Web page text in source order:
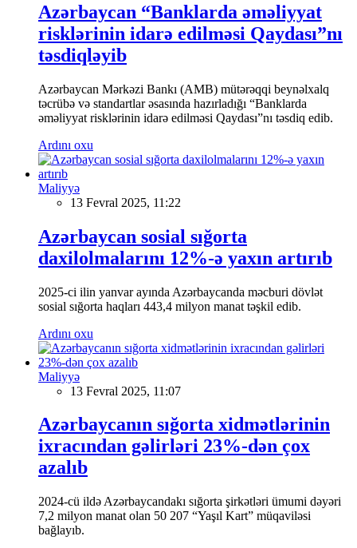
Azərbaycan “Banklarda əməliyyat
risklərinin idarə edilməsi Qaydası”nı
təsdiqləyib
Azərbaycan Mərkəzi Bankı (AMB) mütərəqqi beynəlxalq
təcrübə və standartlar əsasında hazırladığı “Banklarda
əməliyyat risklərinin idarə edilməsi Qaydası”nı təsdiq edib.
Ardını oxu
Maliyyə
13 Fevral 2025, 11:22
Azərbaycan sosial sığorta
daxilolmalarını 12%-ə yaxın artırıb
2025-ci ilin yanvar ayında Azərbaycanda məcburi dövlət
sosial sığorta haqları 443,4 milyon manat təşkil edib.
Ardını oxu
Maliyyə
13 Fevral 2025, 11:07
Azərbaycanın sığorta xidmətlərinin
ixracından gəlirləri 23%-dən çox
azalıb
2024-cü ildə Azərbaycandakı sığorta şirkətləri ümumi dəyəri
7,2 milyon manat olan 50 207 “Yaşıl Kart” müqaviləsi
bağlayıb.